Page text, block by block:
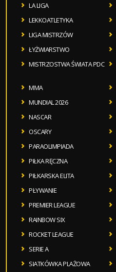
LA LIGA
LEKKOATLETYKA
LIGA MISTRZÓW
ŁYŻWIARSTWO
MISTRZOSTWA ŚWIATA PDC
MMA
MUNDIAL 2026
NASCAR
OSCARY
PARAOLIMPIADA
PIŁKA RĘCZNA
PIŁKARSKA ELITA
PŁYWANIE
PREMIER LEAGUE
RAINBOW SIX
ROCKET LEAGUE
SERIE A
SIATKÓWKA PLAŻOWA